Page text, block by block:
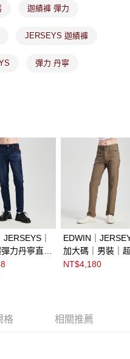
使用額度並採取法律行動。
迦績褲 彈力
JERSEYS 迦績褲
彈力 丹寧
｜
力丹寧直筒
EDWIN｜
加大碼｜男裝｜
中直筒丹寧迦績
NT$4,180
格 相關推薦